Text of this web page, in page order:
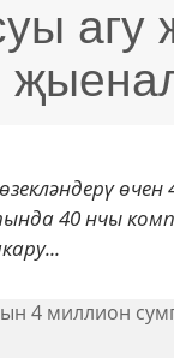
өчен
40 нчы